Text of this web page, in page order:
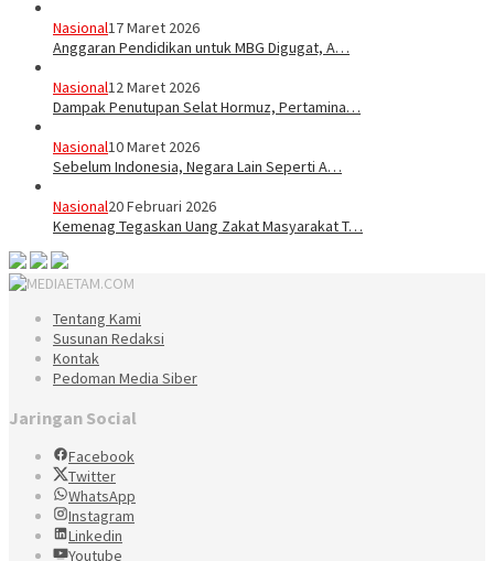
Nasional17 Maret 2026
Anggaran Pendidikan untuk MBG Digugat, A…
Nasional12 Maret 2026
Dampak Penutupan Selat Hormuz, Pertamina…
Nasional10 Maret 2026
Sebelum Indonesia, Negara Lain Seperti A…
Nasional20 Februari 2026
Kemenag Tegaskan Uang Zakat Masyarakat T…
Tentang Kami
Susunan Redaksi
Kontak
Pedoman Media Siber
Jaringan Social
Facebook
Twitter
WhatsApp
Instagram
Linkedin
Youtube